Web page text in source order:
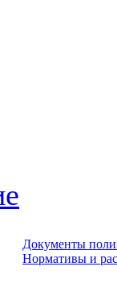
Документы
Нормативы и